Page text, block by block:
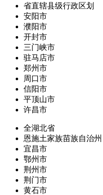
省直辖县级行政区划
安阳市
濮阳市
开封市
三门峡市
驻马店市
郑州市
周口市
信阳市
平顶山市
许昌市
全湖北省
恩施土家族苗族自治州
宜昌市
鄂州市
荆州市
荆门市
黄石市